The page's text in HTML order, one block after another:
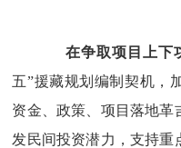
在争取项目上下
五”援藏规划编制契机，
资金、政策、项目落地革
发民间投资潜力，支持重